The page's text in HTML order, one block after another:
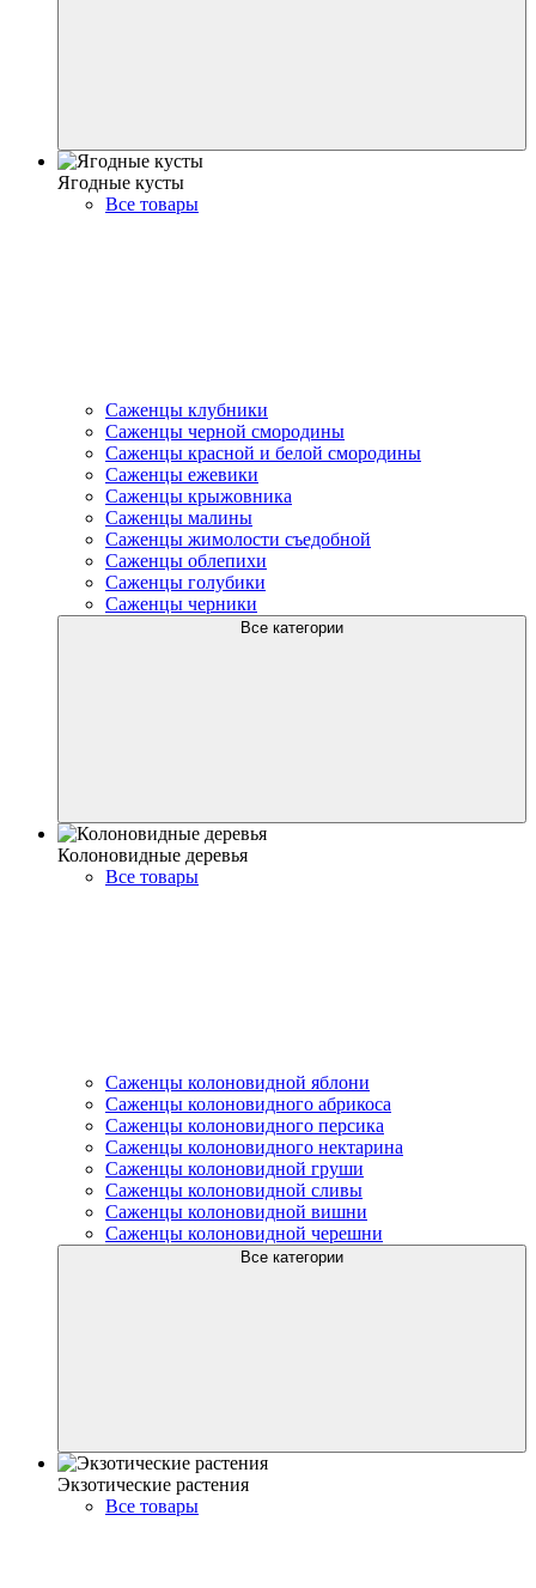
Ягодные кусты
Все товары
Саженцы клубники
Саженцы черной смородины
Саженцы красной и белой смородины
Саженцы ежевики
Саженцы крыжовника
Саженцы малины
Саженцы жимолости съедобной
Саженцы облепихи
Саженцы голубики
Саженцы черники
Все категории
Колоновидные деревья
Все товары
Саженцы колоновидной яблони
Саженцы колоновидного абрикоса
Саженцы колоновидного персика
Саженцы колоновидного нектарина
Саженцы колоновидной груши
Саженцы колоновидной сливы
Саженцы колоновидной вишни
Саженцы колоновидной черешни
Все категории
Экзотические растения
Все товары